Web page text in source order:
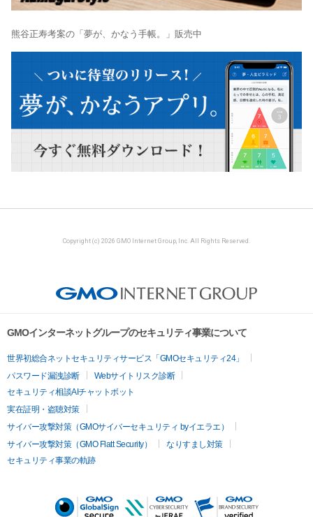
熊谷正寿考案の「夢が、かなう手帳。」販売中
Copyright (c) 2026 GMO Internet Group, Inc. All Rights Reserved.
GMOインターネットグループのセキュリティ事業について
世界初総合ネットセキュリティサービス「GMOセキュリティ24」
パスワード漏洩診断
Webサイトリスク診断
セキュリティ相談AIチャットボット
実在証明・盗聴対策
サイバー攻撃対策（GMOサイバーセキュリティ byイエラエ）
サイバー攻撃対策（GMO Flatt Security）
なりすまし対策
セキュリティ事業の軌跡